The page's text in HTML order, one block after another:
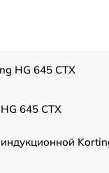
HG 645 CTX
645 CTX